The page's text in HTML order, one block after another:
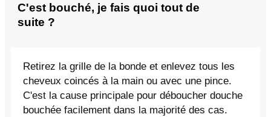
C'est bouché, je fais quoi tout de
suite ?
Retirez la grille de la bonde et enlevez tous les
cheveux coincés à la main ou avec une pince.
C'est la cause principale pour déboucher douche
bouchée facilement dans la majorité des cas.